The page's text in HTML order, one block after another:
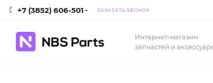
+7 (3852) 606-501 ЗАКАЗАТЬ ЗВОНОК
Интернет-магазин
запчастей и